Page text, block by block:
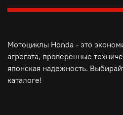
Мотоциклы Honda - это э
агрегата, проверенные
японская надежность.
каталоге!